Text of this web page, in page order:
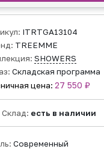
ITRTGA13104
TREEMME
SHOWERS
Складская программа
цена: 27 550 ₽
Склад: есть в наличии
Современный